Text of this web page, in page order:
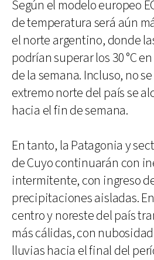
Según el modelo europeo
de temperatura será aún
el norte argentino, donde
podrían superar los 30 °C
de la semana. Incluso, no
extremo norte del país se
hacia el fin de semana.
En tanto, la Patagonia y
de Cuyo continuarán con
intermitente, con ingreso
precipitaciones aisladas.
centro y noreste del país
más cálidas, con
lluvias hacia el final del